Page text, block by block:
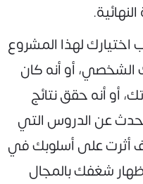
اختيارك لهذا المشروع
أو أنه كان
أو أنه حقق نتائج
عن الدروس التي
أثرت على أسلوبك في
شغفك بالمجال